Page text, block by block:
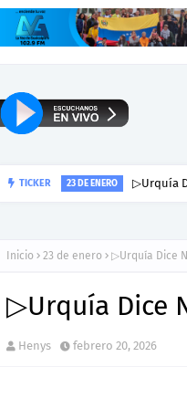
TICKER HENYS PEÑA ▷Reseña:
Inicio 23 de enero ▷Urquía Dice
▷Urquía Dice
Henys febrero 20, 2026